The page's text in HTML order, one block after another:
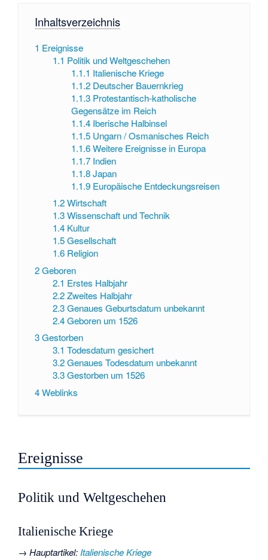
Inhaltsverzeichnis
1 Ereignisse
1.1 Politik und Weltgeschehen
1.1.1 Italienische Kriege
1.1.2 Deutscher Bauernkrieg
1.1.3 Protestantisch-katholische
Gegensätze im Reich
1.1.4 Iberische Halbinsel
1.1.5 Ungarn / Osmanisches Reich
1.1.6 Weitere Ereignisse in Europa
1.1.7 Indien
1.1.8 Japan
1.1.9 Europäische Entdeckungsreisen
1.2 Wirtschaft
1.3 Wissenschaft und Technik
1.4 Kultur
1.5 Gesellschaft
1.6 Religion
2Geboren
2.1 Erstes Halbjahr
2.2 Zweites Halbjahr
2.3 Genaues Geburtsdatum unbekannt
2.4 Geboren um 1526
3Gestorben
3.1 Todesdatum gesichert
3.2 Genaues Todesdatum unbekannt
3.3 Gestorben um 1526
4Weblinks
Ereignisse
Politik und Weltgeschehen
Italienische Kriege
→Hauptartikel: Italienische Kriege